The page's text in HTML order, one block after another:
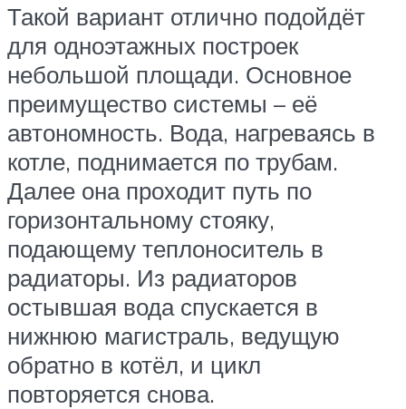
Такой вариант отлично подойдёт
для одноэтажных построек
небольшой площади. Основное
преимущество системы – её
автономность. Вода, нагреваясь в
котле, поднимается по трубам.
Далее она проходит путь по
горизонтальному стояку,
подающему теплоноситель в
радиаторы. Из радиаторов
остывшая вода спускается в
нижнюю магистраль, ведущую
обратно в котёл, и цикл
повторяется снова.